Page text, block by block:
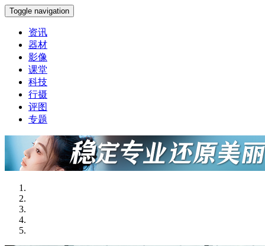
Toggle navigation
资讯
器材
影像
课堂
科技
行摄
评图
专题